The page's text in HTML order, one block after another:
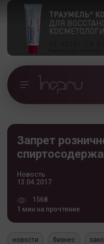
Запрет
Новость
13.04.2017
1568
1 мин на прочтение
новости бизнес